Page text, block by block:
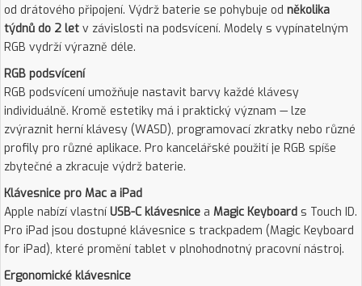
od drátového připojení. Výdrž baterie se pohybuje od několika
týdnů do 2 let v závislosti na podsvícení. Modely s vypínatelným
RGB vydrží výrazně déle.
RGB podsvícení
RGB podsvícení umožňuje nastavit barvy každé klávesy
individuálně. Kromě estetiky má i praktický význam — lze
zvýraznit herní klávesy (WASD), programovací zkratky nebo různé
profily pro různé aplikace. Pro kancelářské použití je RGB spíše
zbytečné a zkracuje výdrž baterie.
Klávesnice pro Mac a iPad
Apple nabízí vlastní USB-C klávesnice a Magic Keyboard s Touch ID.
Pro iPad jsou dostupné klávesnice s trackpadem (Magic Keyboard
for iPad), které promění tablet v plnohodnotný pracovní nástroj.
Ergonomické klávesnice